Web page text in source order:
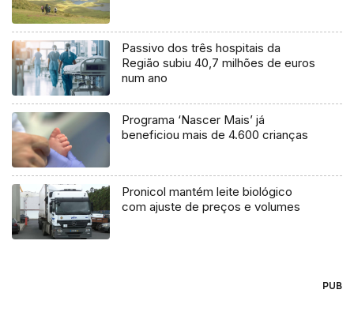
Passivo dos três hospitais da
Região subiu 40,7 milhões de euros
num ano
Programa ‘Nascer Mais’ já
beneficiou mais de 4.600 crianças
Pronicol mantém leite biológico
com ajuste de preços e volumes
PUB